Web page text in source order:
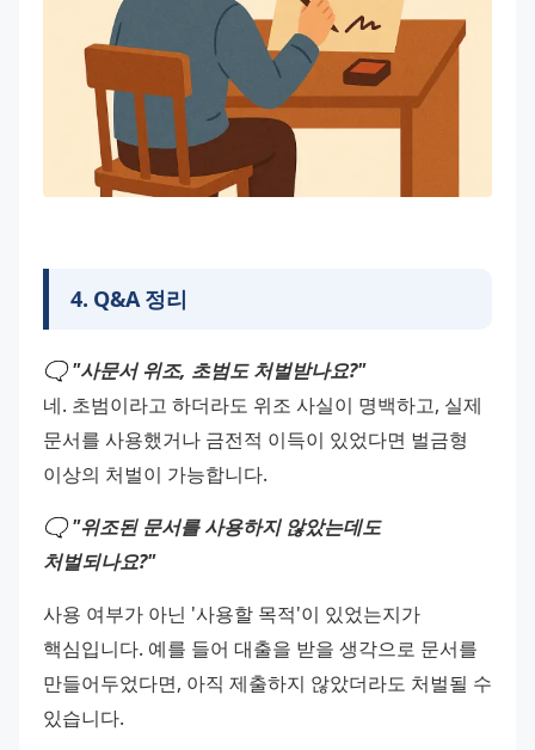
4. Q&A 정리
🗨️ "사문서 위조, 초범도 처벌받나요?"
네. 초범이라고 하더라도 위조 사실이 명백하고, 실제
문서를 사용했거나 금전적 이득이 있었다면 벌금형
이상의 처벌이 가능합니다.
🗨️ "위조된 문서를 사용하지 않았는데도
처벌되나요?"
사용 여부가 아닌 '사용할 목적'이 있었는지가
핵심입니다. 예를 들어 대출을 받을 생각으로 문서를
만들어두었다면, 아직 제출하지 않았더라도 처벌될 수
있습니다.